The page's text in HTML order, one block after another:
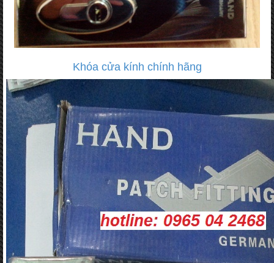
Khóa cửa kính chính hãng